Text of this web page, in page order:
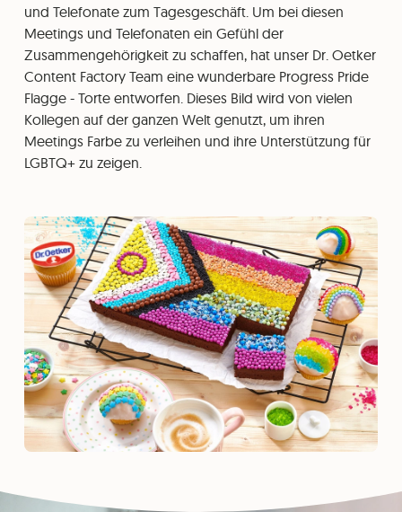
und Telefonate zum Tagesgeschäft. Um bei diesen
Meetings und Telefonaten ein Gefühl der
Zusammengehörigkeit zu schaffen, hat unser Dr. Oetker
Content Factory Team eine wunderbare Progress Pride
Flagge - Torte entworfen. Dieses Bild wird von vielen
Kollegen auf der ganzen Welt genutzt, um ihren
Meetings Farbe zu verleihen und ihre Unterstützung für
LGBTQ+ zu zeigen.